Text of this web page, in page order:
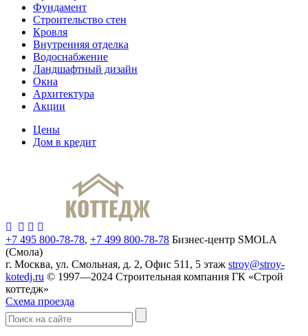
Фундамент
Строительство стен
Кровля
Внутренняя отделка
Водоснабжение
Ландшафтный дизайн
Окна
Архитектура
Акции
Цены
Дом в кредит
+7 495 800-78-78, +7 499 800-78-78 Бизнес-центр SMOLA
(Смола)
г. Москва, ул. Смольная, д. 2, Офис 511, 5 этаж stroy@stroy-
kotedj.ru © 1997—2024 Строительная компания ГК «Строй
коттедж»
Схема проезда